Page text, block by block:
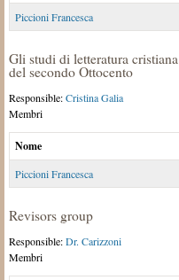
Piccioni Francesca
Gli studi di letteratura
del secondo Ottocento
Responsible:Cristina Galia
Membri
Nome
Piccioni Francesca
Revisors group
Responsible:Dr. Carizzoni
Membri